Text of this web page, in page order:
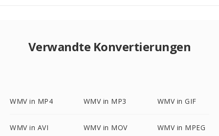
Verwandte Konvertierungen
WMV in MP4 WMV in MP3 WMV in GIF
WMV in AVI WMV in MOV WMV in MPEG